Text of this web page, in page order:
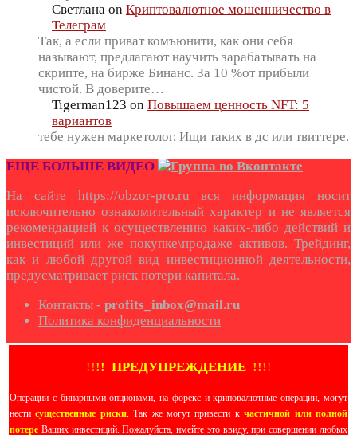
Светлана on Криптовалютное мошенничество в
Телеграм
Так, а если приват комъюнити, как они себя
называют, предлагают научить зарабатывать на
скрипте, на бирже Бинанс. За 10 %от прибыли
чистой. В доверите…
Tigerman123 on Повышаем ценность NFT: 5
вариантов
тебе нужен маркетолог. Ищи таких в дс или твиттере.
ЕЩЕ БОЛЬШЕ ВИДЕО
На сайте https://obzor-pro.ru вся информация носит
исключительно ознакомительный характер и не является
рекомендацией к осуществлению каких-либо действий и
инвестиций или же покупке\продаже активов. Трейдинг,
как и любой другой вид инвестиционной деятельности,
предусматривает риск потери капитала.
Контакты - profits_inbox@mail.ru
Политика конфиденциальности
!!!! ПРЕДУПРЕЖДЕНИЕ !!!!
Операции с бинарными опционами, на форекс и криповалютные операции, могут
нестисущественные риски. Так же могут привести кчастичной или полной
потере Ваших инвестиций. Пожалуйста, имейте это ввиду, при совершении любых